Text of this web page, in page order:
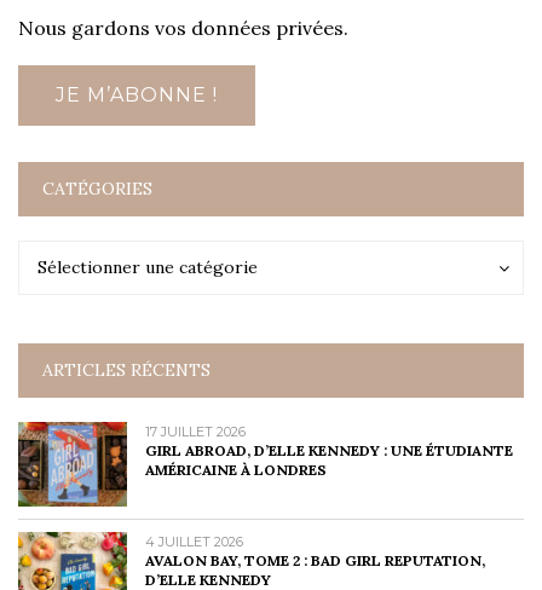
Nous gardons vos données privées.
CATÉGORIES
Sélectionner une catégorie
Catégories
ARTICLES RÉCENTS
17 JUILLET 2026
GIRL ABROAD, D’ELLE KENNEDY : UNE ÉTUDIANTE
AMÉRICAINE À LONDRES
4 JUILLET 2026
AVALON BAY, TOME 2 : BAD GIRL REPUTATION,
D’ELLE KENNEDY